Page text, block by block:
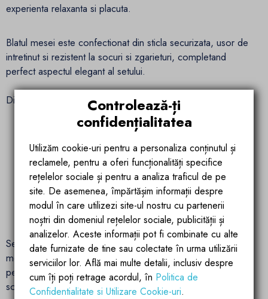
experienta relaxanta si placuta.
Blatul mesei este confectionat din sticla securizata, usor de
intretinut si rezistent la socuri si zgarieturi, completand
perfect aspectul elegant al setului.
Dimensiuni mobilier:
Canapea: 225 x 65 x 75 cm si 173 x 65 x 75 cm
Banca: 120 x 35 x 32 cm
Fotoliu: 66 x 66 x 75 cm
Masa: 130 x 75 x 68 cm
Setul Bali este alegerea ideala pentru cei care cauta un
mobilier durabil, confortabil si usor de intretinut, perfect
pentru relaxare, mese in aer liber si momente de
socializare.
Controlează-ți
confidențialitatea
Utilizăm cookie-uri pentru a personaliza conținutul și
reclamele, pentru a oferi funcționalități specifice
rețelelor sociale și pentru a analiza traficul de pe
site. De asemenea, împărtășim informații despre
modul în care utilizezi site-ul nostru cu partenerii
noștri din domeniul rețelelor sociale, publicității și
analizelor. Aceste informații pot fi combinate cu alte
date furnizate de tine sau colectate în urma utilizării
serviciilor lor. Află mai multe detalii, inclusiv despre
cum îți poți retrage acordul, în Politica de
Confidentialitate si Utilizare Cookie-uri.